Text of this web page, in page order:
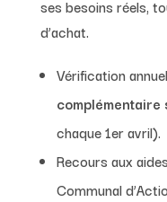
ses besoins réels,
d’achat.
Vérification
chaque 1er avril).
Recours aux
Communal